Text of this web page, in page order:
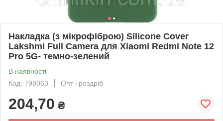
Накладка (з мікрофіброю) Silicone Cover
Lakshmi Full Camera для Xiaomi Redmi Note 12
Pro 5G- темно-зелений
В наявності
Код: 798063
Опт і роздріб
204,70 ₴